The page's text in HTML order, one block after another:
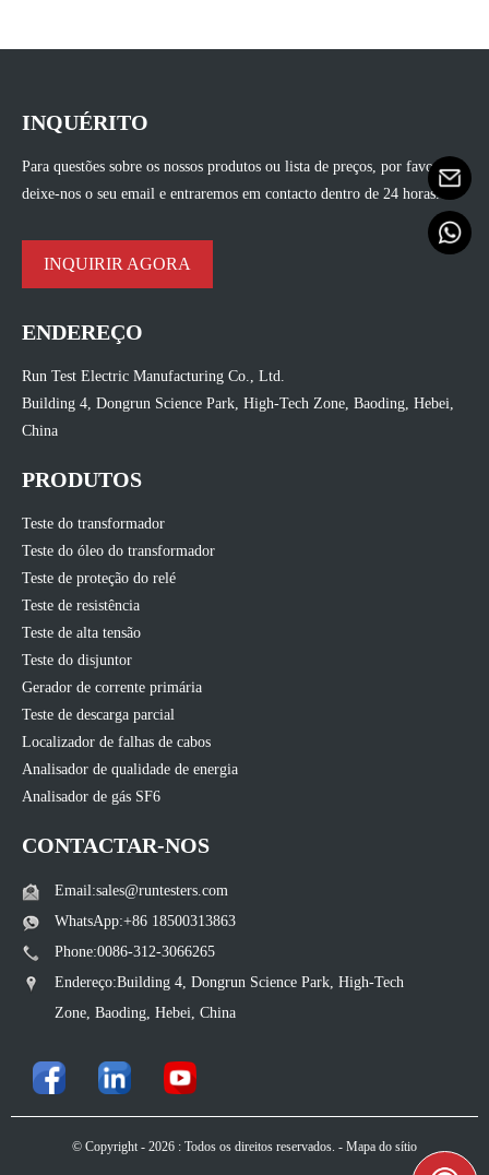
INQUÉRITO
Para questões sobre os nossos produtos ou lista de preços, por favor
deixe-nos o seu email e entraremos em contacto dentro de 24 horas.
INQUIRIR AGORA
ENDEREÇO
Run Test Electric Manufacturing Co., Ltd.
Building 4, Dongrun Science Park, High-Tech Zone, Baoding, Hebei,
China
PRODUTOS
Teste do transformador
Teste do óleo do transformador
Teste de proteção do relé
Teste de resistência
Teste de alta tensão
Teste do disjuntor
Gerador de corrente primária
Teste de descarga parcial
Localizador de falhas de cabos
Analisador de qualidade de energia
Analisador de gás SF6
CONTACTAR-NOS
Email:sales@runtesters.com
WhatsApp:+86 18500313863
Phone:0086-312-3066265
Endereço:Building 4, Dongrun Science Park, High-Tech
Zone, Baoding, Hebei, China
© Copyright - 2026 : Todos os direitos reservados. - Mapa do sítio